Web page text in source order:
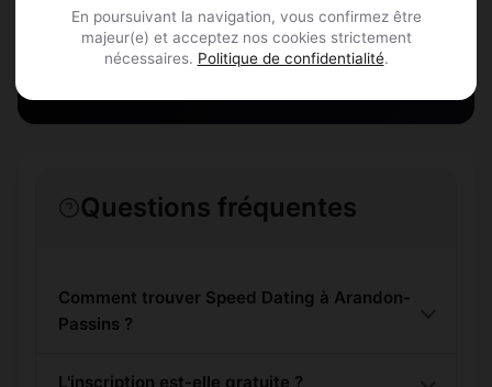
En poursuivant la navigation, vous confirmez être
majeur(e) et acceptez nos cookies strictement
nécessaires. Politique de confidentialité.
S'inscrire gratuitement
Questions fréquentes
Comment trouver Speed Dating à Arandon-
Passins ?
L'inscription est-elle gratuite ?